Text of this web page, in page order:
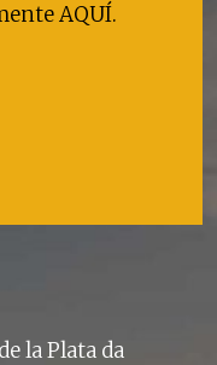
AQUÍ.
la Plata da